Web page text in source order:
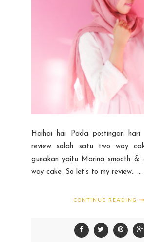
Haihai hai Pada postingan
review salah satu two way
gunakan yaitu Marina smooth &
way cake. So let’s to my review.. ...
CONTINUE READING